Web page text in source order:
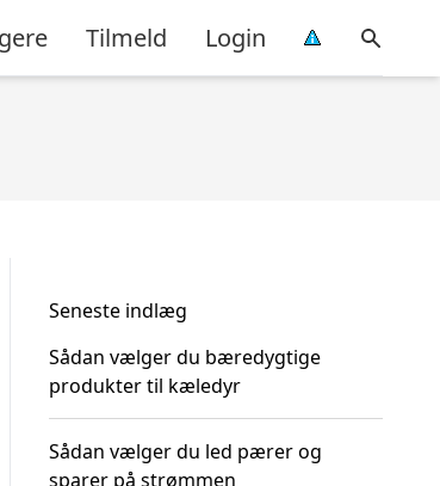
Tilmeld Login
Seneste indlæg
Sådan vælger du bæredygtige
produkter til kæledyr
Sådan vælger du led pærer og
sparer på strømmen